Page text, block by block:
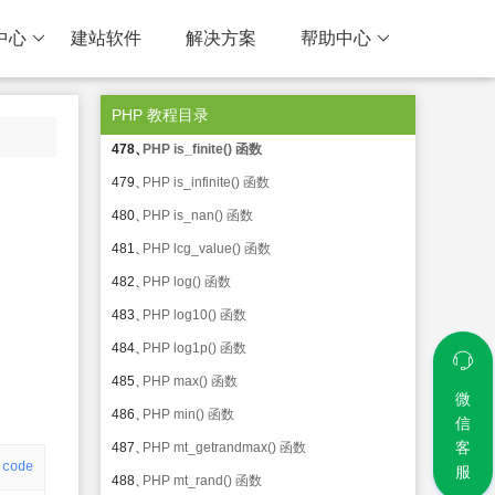
心 建站软件 解决方案 帮助中心
code
PHP 教程目录
475、 PHP getrandmax() 函数
476、PHP hexdec() 函数
477、PHP hypot() 函数
478、PHP is_finite() 函数
479、PHP is_infinite() 函数
480、PHP is_nan() 函数
481、PHP lcg_value() 函数
482、PHP log() 函数
483、PHP log10() 函数
484、PHP log1p() 函数
485、PHP max() 函数
486、PHP min() 函数
487、PHP mt_getrandmax() 函数
488、PHP mt_rand() 函数
微
信
客
服